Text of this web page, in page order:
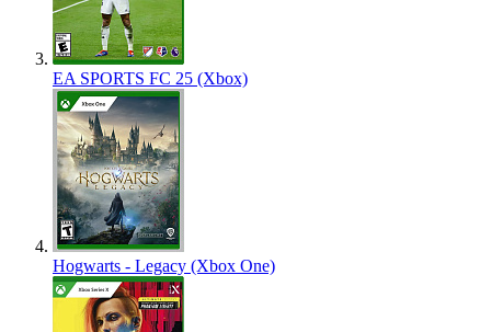
EA SPORTS FC 25 (Xbox)
Hogwarts - Legacy (Xbox One)